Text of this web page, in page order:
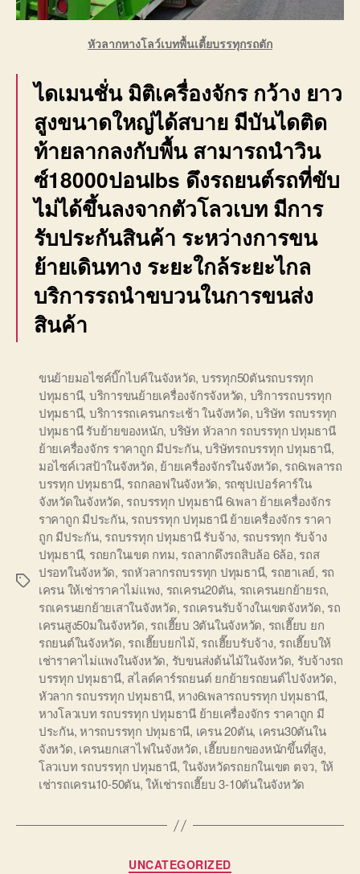
หัวลากหางโลว์เบทพื้นเตี้ยบรรทุกรถตัก
ไดเมนชั่น มิติเครื่องจักร กว้าง ยาว
สูงขนาดใหญ่ได้สบาย มีบันไดติด
ท้ายลากลงกับพื้น สามารถนำวิน
ซ์18000ปอนlbs ดึงรถยนต์รถที่ขับ
ไม่ได้ขึ้นลงจากตัวโลวเบท มีการ
รับประกันสินค้า ระหว่างการขน
ย้ายเดินทาง ระยะใกล้ระยะไกล
บริการรถนำขบวนในการขนส่ง
สินค้า
Tags
ขนย้ายมอไซค์บิ๊กไบค์ในจังหวัด, บรรทุก50ตันรถบรรทุก
ปทุมธานี, บริการขนย้ายเครื่องจักรจังหวัด, บริการรถบรรทุก
ปทุมธานี, บริการรถเครนกระเช้า ในจังหวัด,บริษัท รถบรรทุก
ปทุมธานี รับย้ายของหนัก, บริษัท หัวลาก รถบรรทุก ปทุมธานี
ย้ายเครื่องจักร ราคาถูก มีประกัน,บริษัทรถบรรทุก ปทุมธานี,
มอไซค์เวสป้าในจังหวัด, ย้ายเครื่องจักรในจังหวัด, รถ6เพลารถ
บรรทุก ปทุมธานี, รถกลอฟในจังหวัด, รถซุปเปอร์คาร์ใน
จังหวัดในจังหวัด, รถบรรทุก ปทุมธานี 6เพลา ย้ายเครื่องจักร
ราคาถูก มีประกัน, รถบรรทุก ปทุมธานี ย้ายเครื่องจักร ราคา
ถูก มีประกัน, รถบรรทุก ปทุมธานี รับจ้าง, รถบรรทุก รับจ้าง
ปทุมธานี, รถยกในเขต กทม, รถลากดึงรถสิบล้อ 6ล้อ, รถส
ปรอทในจังหวัด, รถหัวลากรถบรรทุก ปทุมธานี, รถฮาเลย์, รถ
เครน ให้เช่าราคาไม่แพง, รถเครน20ตัน, รถเครนยกย้ายรถ,
รถเครนยกย้ายเสาในจังหวัด, รถเครนรับจ้างในเขตจังหวัด, รถ
เครนสูง50มในจังหวัด, รถเฮี๊ยบ 3ตันในจังหวัด, รถเฮี๊ยบ ยก
รถยนต์ในจังหวัด, รถเฮี๊ยบยกไม้, รถเฮี๊ยบรับจ้าง, รถเฮี๊ยบให้
เช่าราคาไม่แพงในจังหวัด, รับขนส่งต้นไม้ในจังหวัด, รับจ้างรถ
บรรทุก ปทุมธานี, สไลด์คาร์รถยนต์ ยกย้ายรถยนต์ไปจังหวัด,
หัวลาก รถบรรทุก ปทุมธานี,หาง6เพลารถบรรทุก ปทุมธานี,
หางโลวเบท รถบรรทุก ปทุมธานี ย้ายเครื่องจักร ราคาถูก มี
ประกัน,หารถบรรทุก ปทุมธานี, เครน 20ตัน, เครน30ตันใน
จังหวัด, เครนยกเสาไฟในจังหวัด, เฮี๊ยบยกของหนักขึ้นที่สูง,
โลวเบท รถบรรทุก ปทุมธานี,ในจังหวัดรถยกในเขต ตจว, ให้
เช่ารถเครน10-50ตัน,ให้เช่ารถเฮี๊ยบ 3-10ตันในจังหวัด
Categories
UNCATEGORIZED